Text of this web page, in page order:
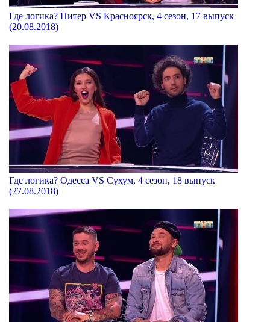
Где логика? Питер VS Красноярск, 4 сезон, 17 выпуск
(20.08.2018)
Где логика? Одесса VS Сухум, 4 сезон, 18 выпуск
(27.08.2018)